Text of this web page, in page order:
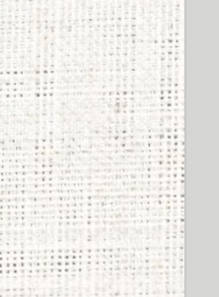
知ったか「空気力学少女
と～」情弱「Hesitation
snow」
57 views
SHUREのイヤホン買って
シュア掛けしてるやつの
イキってる率は異常ｗｗ
ｗｗｗ
SHURE製イヤホンの偽物
掴まされたかも。シェル
に刻まれてる番号が左右
で違う奴はもしかし
て・・・
43 views
ワイ、ボカロを始めるも
再生数が伸びず号泣